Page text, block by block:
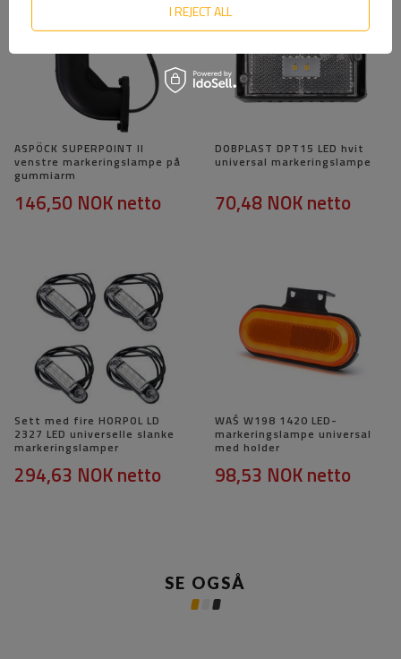
ASPÖCK SUPERPOINT II
venstre markeringslampe på
gummiarm
146,50 NOKnetto
DOBPLAST DPT15 LED hvit
universal markeringslampe
70,48 NOKnetto
Sett med fire HORPOL LD
2327 LED universelle slanke
markeringslamper
294,63 NOKnetto
WAŚ W198 1420 LED-
markeringslampe universal
med holder
98,53 NOKnetto
SE OGSÅ
I REJECT ALL